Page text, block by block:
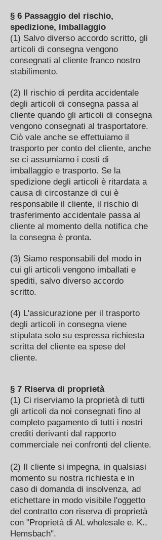
§ 6 Passaggio del rischio,
spedizione, imballaggio
(1) Salvo diverso accordo scritto, gli
articoli di consegna vengono
consegnati al cliente franco nostro
stabilimento.
(2) Il rischio di perdita accidentale
degli articoli di consegna passa al
cliente quando gli articoli di consegna
vengono consegnati al trasportatore.
Ciò vale anche se effettuiamo il
trasporto per conto del cliente, anche
se ci assumiamo i costi di
imballaggio e trasporto. Se la
spedizione degli articoli è ritardata a
causa di circostanze di cui è
responsabile il cliente, il rischio di
trasferimento accidentale passa al
cliente al momento della notifica che
la consegna è pronta.
(3) Siamo responsabili del modo in
cui gli articoli vengono imballati e
spediti, salvo diverso accordo
scritto.
(4) L'assicurazione per il trasporto
degli articoli in consegna viene
stipulata solo su espressa richiesta
scritta del cliente ea spese del
cliente.
§ 7 Riserva di proprietà
(1) Ci riserviamo la proprietà di tutti
gli articoli da noi consegnati fino al
completo pagamento di tutti i nostri
crediti derivanti dal rapporto
commerciale nei confronti del cliente.
(2) Il cliente si impegna, in qualsiasi
momento su nostra richiesta e in
caso di domanda di insolvenza, ad
etichettare in modo visibile l'oggetto
del contratto con riserva di proprietà
con "Proprietà di AL wholesale e. K.,
Hemsbach".